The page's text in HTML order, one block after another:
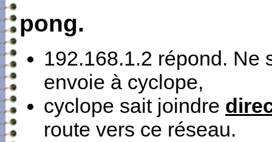
pong.
192.168.1.2 répond. Ne
envoie à cyclope,
cyclope sait joindre
route vers ce réseau.